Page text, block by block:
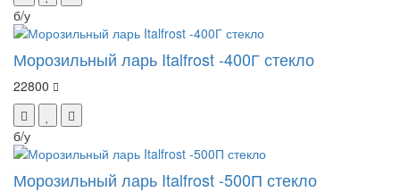
б/у
Морозильный ларь Italfrost -400Г стекло
22800
б/у
Морозильный ларь Italfrost -500П стекло